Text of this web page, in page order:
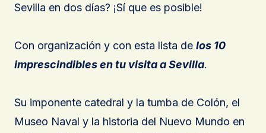
Sevilla en dos días? ¡Sí que es posible!
Con organización y con esta lista de los 10
imprescindibles en tu visita a Sevilla.
Su imponente catedral y la tumba de Colón, el
Museo Naval y la historia del Nuevo Mundo en